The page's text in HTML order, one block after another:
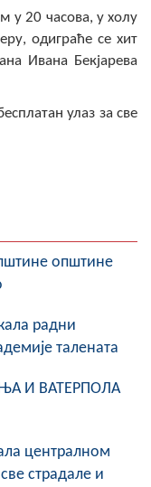
језеро
у 20 часова, у холу
одиграће се хит
Ивана Бекјарева
улаз за све
општине
радни
талената
И ВАТЕРПОЛА
централном
страдале и